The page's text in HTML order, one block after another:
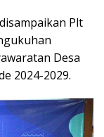
Plt
Desa
2024-2029.